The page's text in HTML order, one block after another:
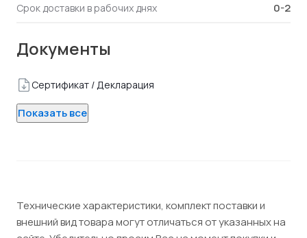
Срок доставки в рабочих днях 0-2
Документы
Сертификат / Декларация
Показать все
Технические характеристики, комплект поставки и
внешний вид товара могут отличаться от указанных на